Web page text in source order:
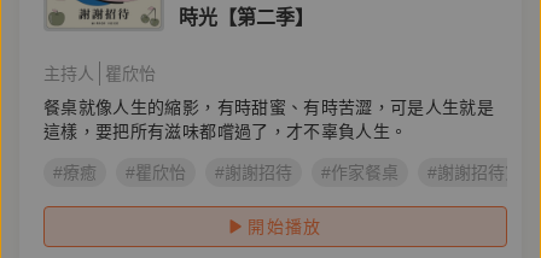
時光【第二季】
主持人
瞿欣怡
餐桌就像人生的縮影，有時甜蜜、有時苦澀，可是人生就是
這樣，要把所有滋味都嚐過了，才不辜負人生。
#療癒 #瞿欣怡 #謝謝招待 #作家餐桌 #謝謝招待第
開始播放